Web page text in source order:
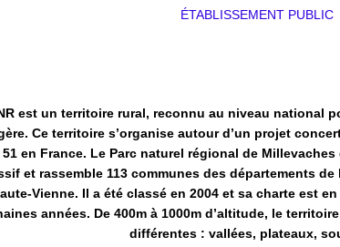
ÉTABLISSEMENT PUBLIC
est un territoire rural, reconnu au niveau national
Ce territoire s’organise autour d’un projet
en France. Le Parc naturel régional de
et rassemble 113 communes des départements de
Vienne. Il a été classé en 2004 et sa charte est
années. De 400m à 1000m d’altitude, le
différentes : vallées, plateaux,